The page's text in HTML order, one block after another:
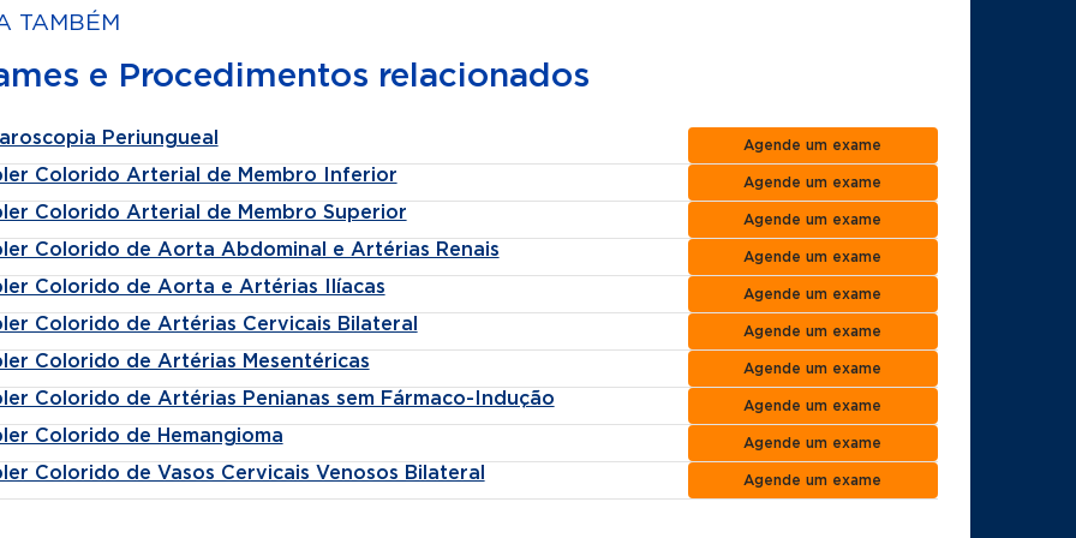
TAMBÉM
e Procedimentos relacionados
Periungueal Agende um exame
Colorido Arterial de Membro Inferior Agende um exame
Colorido Arterial de Membro Superior Agende um exame
Colorido de Aorta Abdominal e Artérias Renais Agende um exame
Colorido de Aorta e Artérias Ilíacas Agende um exame
Colorido de Artérias Cervicais Bilateral Agende um exame
Colorido de Artérias Mesentéricas Agende um exame
Colorido de Artérias Penianas sem Fármaco-Indução Agende um exame
Colorido de Hemangioma Agende um exame
Colorido de Vasos Cervicais Venosos Bilateral Agende um exame